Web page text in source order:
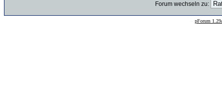
Forum wechseln zu:
pForum